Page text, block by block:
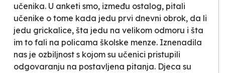
učenika. U anketi smo, između ostalog, pitali
učenike o tome kada jedu prvi dnevni obrok, da li
jedu grickalice, šta jedu na velikom odmoru i šta
im to fali na policama školske menze. Iznenadila
nas je ozbiljnost s kojom su učenici pristupili
odgovaranju na postavljena pitanja. Djeca su